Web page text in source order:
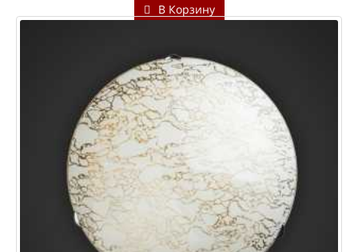
В Корзину